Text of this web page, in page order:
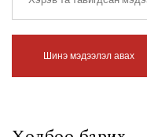
Шинэ мэдээлэл авах